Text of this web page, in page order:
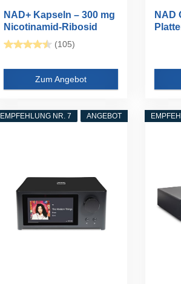
NAD+ Kapseln – 300 mg
Nicotinamid-Ribosid
(NR...
(105)
Zum Angebot
NAD
ANGEBOT
EMPFEHLUNG NR. 7